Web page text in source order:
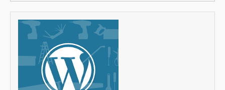
BLOG
MAPA DO SITE